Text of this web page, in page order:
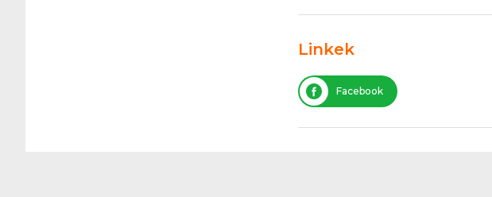
Linkek
Facebook